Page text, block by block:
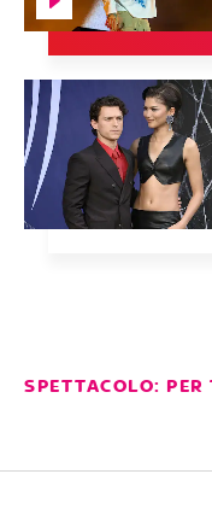
SPETTACOLO: PER